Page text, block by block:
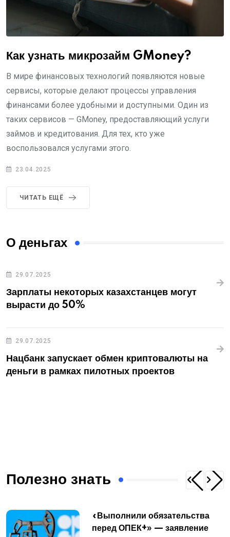
Как узнать микрозайм GMoney?
В мире финансовых технологий появляются новые
сервисы, которые делают процессы управления
финансами более удобными и доступными. Один из
таких сервисов — GMoney, предоставляющий услуги
займов и кредитования. Для тех, кто уже
воспользовался услугами этого.
23.04.2025
ЧИТАТЬ ЕЩЁ
О деньгах
29.07.2025
Зарплаты некоторых казахстанцев могут
вырасти до 50%
29.07.2025
Нацбанк запускает обмен криптовалюты на
деньги в рамках пилотных проектов
Полезно знать
«Выполнили обязательства
перед ОПЕК+» — заявление